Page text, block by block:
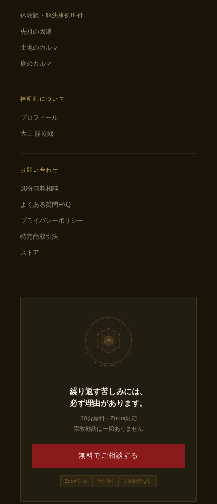
体験談・解決事例85件
先祖の因縁
土地のカルマ
病のカルマ
神明師について
プロフィール
大上 勝次郎
お問い合わせ
30分無料相談
よくある質問FAQ
プライバシーポリシー
特定商取引法
ストア
三六九
の 儀
MI-RO-KU NO GI
繰り返す苦しみには、
必ず理由があります。
30分無料・Zoom対応
宗教勧誘は一切ありません
無料でご相談する
Zoom対応 全国OK 宗教勧誘なし